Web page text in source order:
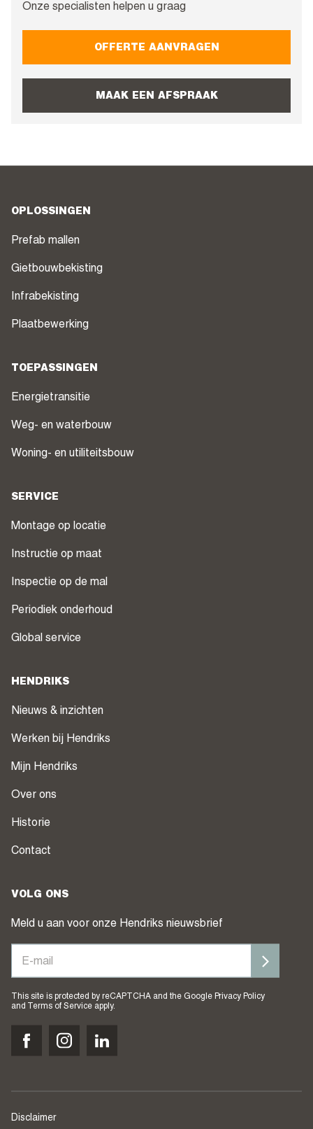
Onze specialisten helpen u graag
OFFERTE AANVRAGEN
MAAK EEN AFSPRAAK
OPLOSSINGEN
Prefab mallen
Gietbouwbekisting
Infrabekisting
Plaatbewerking
TOEPASSINGEN
Energietransitie
Weg- en waterbouw
Woning- en utiliteitsbouw
SERVICE
Montage op locatie
Instructie op maat
Inspectie op de mal
Periodiek onderhoud
Global service
HENDRIKS
Nieuws & inzichten
Werken bij Hendriks
Mijn Hendriks
Over ons
Historie
Contact
VOLG ONS
Meld u aan voor onze Hendriks nieuwsbrief
This site is protected by reCAPTCHA and the Google Privacy Policy
and
Terms of Service apply.
Disclaimer